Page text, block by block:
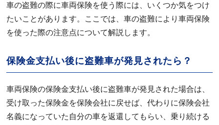
車の盗難の際に車両保険を使う際には、いくつか気をつけ
たいことがあります。ここでは、車の盗難により車両保険
を使った際の注意点について解説します。
保険金支払い後に盗難車が発見されたら？
車両保険の保険金支払い後に盗難車が発見された場合は、
受け取った保険金を保険会社に戻せば、代わりに保険会社
名義になっていた自分の車を返還してもらい、乗り続ける